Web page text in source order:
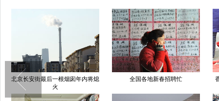
全国各地新春招聘忙
香客在武汉寺庙祈福扔硬币 工作
9岁男孩